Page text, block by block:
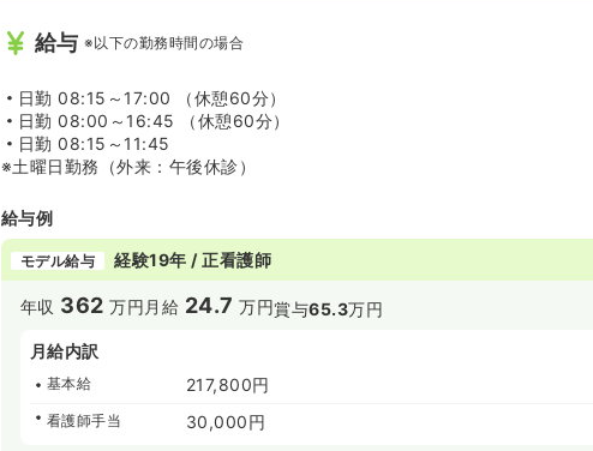
給与 ※以下の勤務時間の場合
日勤 08:15～17:00 （休憩60分）
日勤 08:00～16:45 （休憩60分）
日勤 08:15～11:45
※土曜日勤務（外来：午後休診）
給与例
モデル給与 経験19年 / 正看護師
年収 362 万円 月給 24.7 万円賞与65.3万円
月給内訳
基本給 217,800円
看護師手当 30,000円